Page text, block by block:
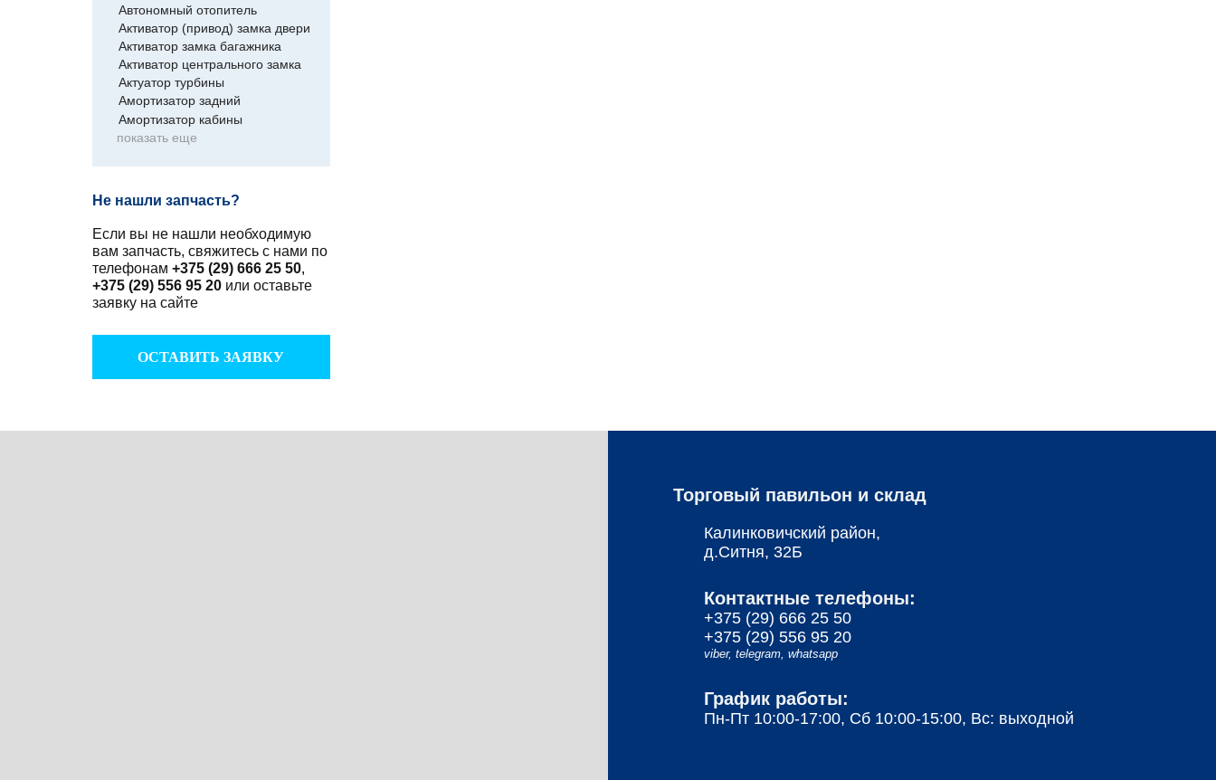
Автономный отопитель
Активатор (привод) замка двери
Активатор замка багажника
Активатор центрального замка
Актуатор турбины
Амортизатор задний
Амортизатор кабины
показать еще
Не нашли запчасть?
Если вы не нашли необходимую
вам запчасть, свяжитесь с нами по
телефонам +375 (29) 666 25 50,
+375 (29) 556 95 20 или оставьте
заявку на сайте
ОСТАВИТЬ ЗАЯВКУ
Торговый павильон и склад
Калинковичский район,
д.Ситня, 32Б
Контактные телефоны:
+375 (29) 666 25 50
+375 (29) 556 95 20
viber, telegram, whatsapp
График работы:
Пн-Пт 10:00-17:00, Сб 10:00-15:00, Вс: выходной